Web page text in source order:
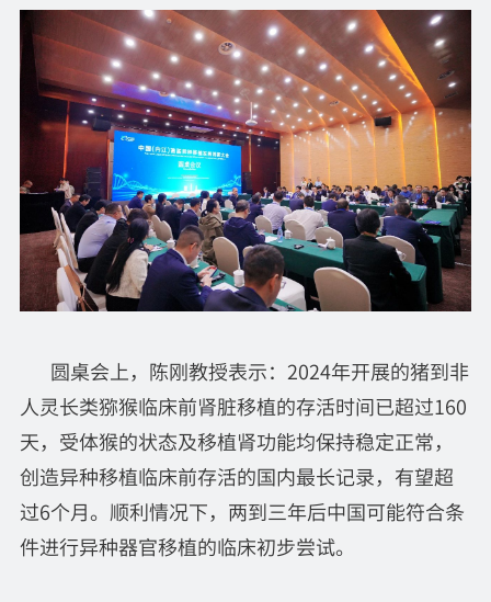
圆桌会上，陈刚教授表示：2024年开展的猪到非
人灵长类猕猴临床前肾脏移植的存活时间已超过160
天，受体猴的状态及移植肾功能均保持稳定正常，
创造异种移植临床前存活的国内最长记录，有望超
过6个月。顺利情况下，两到三年后中国可能符合条
件进行异种器官移植的临床初步尝试。